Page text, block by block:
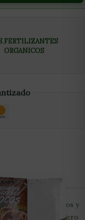
,FERTILIZANTES
ORGANICOS
de insectos, hongos y
a través de una micro